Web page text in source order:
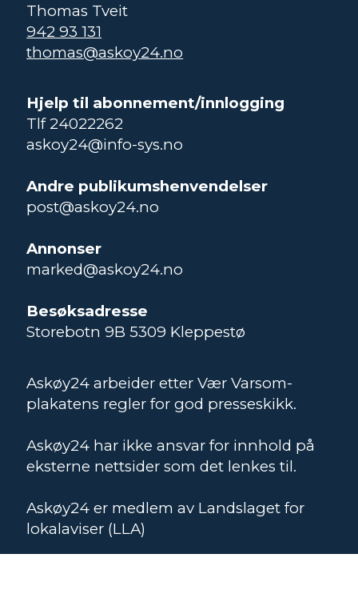
Thomas Tveit
942 93 131
thomas@askoy24.no
Hjelp til abonnement/innlogging
Tlf 24022262
askoy24@info-sys.no
Andre publikumshenvendelser
post@askoy24.no
Annonser
marked@askoy24.no
Besøksadresse
Storebotn 9B 5309 Kleppestø
Askøy24 arbeider etter Vær Varsom-
plakatens regler for god presseskikk.
Askøy24 har ikke ansvar for innhold på
eksterne nettsider som det lenkes til.
Askøy24 er medlem av Landslaget for
lokalaviser (LLA)